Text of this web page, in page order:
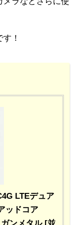
！
LTEデュア
ッドコア